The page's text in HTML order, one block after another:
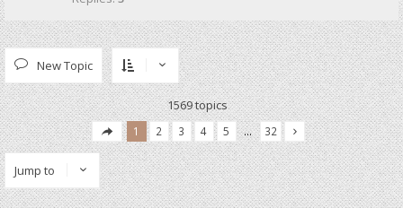
New Topic
1569 topics
1 2 3 4 5 … 32
Jump to